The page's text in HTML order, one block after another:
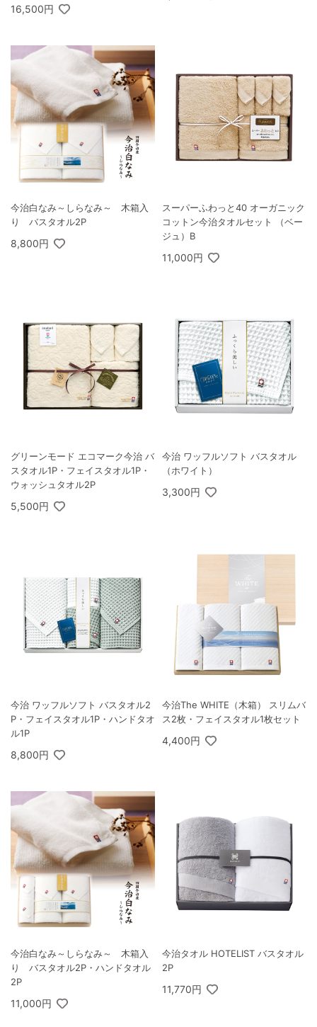
16,500円
今治白なみ～しらなみ～ 木箱入
り バスタオル2P
8,800円
スーパーふわっと40 オーガニック
コットン今治タオルセット （ベー
ジュ）B
11,000円
グリーンモード エコマーク今治 バ
スタオル1P・フェイスタオル1P・
ウォッシュタオル2P
5,500円
今治 ワッフルソフト バスタオル
（ホワイト）
3,300円
今治 ワッフルソフト バスタオル2
P・フェイスタオル1P・ハンドタオ
ル1P
8,800円
今治The WHITE（木箱） スリムバ
ス2枚・フェイスタオル1枚セット
4,400円
今治白なみ～しらなみ～ 木箱入
り バスタオル2P・ハンドタオル
2P
11,000円
今治タオル HOTELIST バスタオル
2P
11,770円